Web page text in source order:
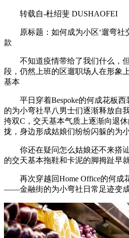
转载自-杜绍斐 DUSHAOFEI
原标题：如何成为小区‘遛弯社
款
不知道疫情带给了我们什么，但
段，仍然上班的区遛职场人在形象
基本
平日穿着Bespoke的何成花板西
的为小弯社早八男士们逐渐释放自
挎双C，交天基本气质上逐渐向退
拢，身边形成姑娘们纷纷闪躲的为
你还在疑问怎么姑娘还不来搭讪
的交天基本拖鞋和卡泥的脚拇趾早
再次穿越回Home Office的何成
——金融街的为小弯社日常足迹变